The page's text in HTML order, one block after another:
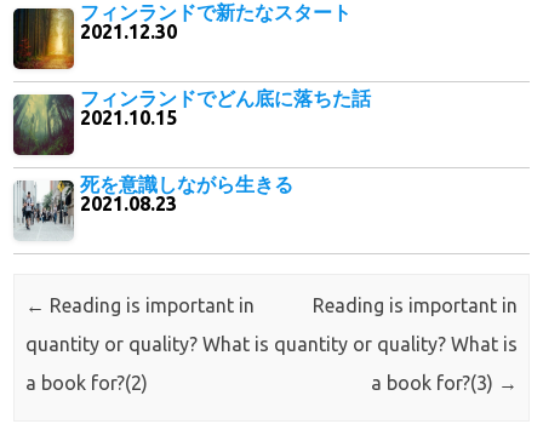
フィンランドで新たなスタート
2021.12.30
フィンランドでどん底に落ちた話
2021.10.15
死を意識しながら生きる
2021.08.23
Post navigation
← Reading is important in
quantity or quality? What is
a book for?(2)
Reading is important in
quantity or quality? What is
a book for?(3) →